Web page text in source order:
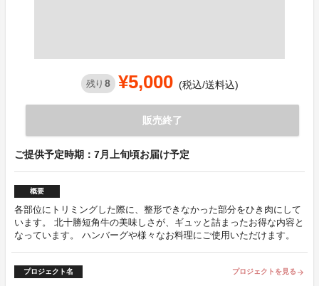
残り 8 ¥5,000 (税込/送料込)
販売終了
ご提供予定時期：7月上旬頃お届け予定
概要
各部位にトリミングした際に、整形できなかった部分をひき肉にして
います。 北十勝短角牛の美味しさが、ギュッと詰まったお得な内容と
なっています。 ハンバーグや様々なお料理にご使用いただけます。
プロジェクト名 プロジェクトを見る arrow_forward